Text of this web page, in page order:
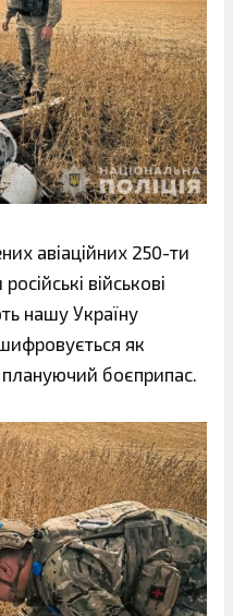
авіаційних 250-ти
військові
нашу Україну
як
боєприпас.